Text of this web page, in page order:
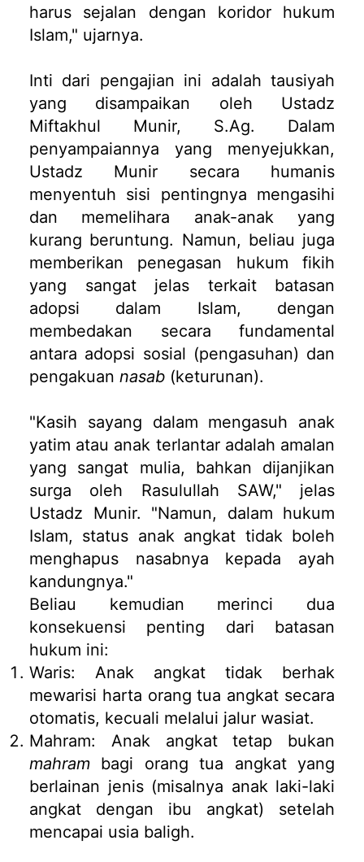
harus sejalan dengan koridor hukum
Islam," ujarnya.
Inti dari pengajian ini adalah tausiyah
yang disampaikan oleh Ustadz
Miftakhul Munir, S.Ag. Dalam
penyampaiannya yang menyejukkan,
Ustadz Munir secara humanis
menyentuh sisi pentingnya mengasihi
dan memelihara anak-anak yang
kurang beruntung. Namun, beliau juga
memberikan penegasan hukum fikih
yang sangat jelas terkait batasan
adopsi dalam Islam, dengan
membedakan secara fundamental
antara adopsi sosial (pengasuhan) dan
pengakuan nasab (keturunan).
"Kasih sayang dalam mengasuh anak
yatim atau anak terlantar adalah amalan
yang sangat mulia, bahkan dijanjikan
surga oleh Rasulullah SAW," jelas
Ustadz Munir. "Namun, dalam hukum
Islam, status anak angkat tidak boleh
menghapus nasabnya kepada ayah
kandungnya."
Beliau kemudian merinci dua
konsekuensi penting dari batasan
hukum ini:
Waris: Anak angkat tidak berhak
mewarisi harta orang tua angkat secara
otomatis, kecuali melalui jalur wasiat.
Mahram: Anak angkat tetap bukan
mahram bagi orang tua angkat yang
berlainan jenis (misalnya anak laki-laki
angkat dengan ibu angkat) setelah
mencapai usia baligh.